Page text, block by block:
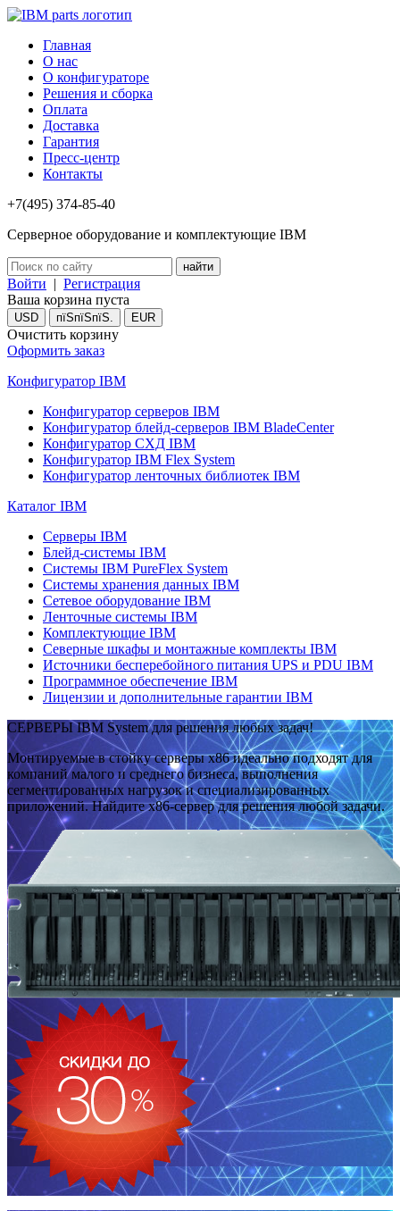
Главная
О нас
О конфигураторе
Решения и сборка
Оплата
Доставка
Гарантия
Пресс-центр
Контакты
+7(495) 374-85-40
Серверное оборудование и комплектующие IBM
Войти | Регистрация
Ваша корзина пуста
USD пїЅпїЅпїЅ. EUR
Очистить корзину
Оформить заказ
Конфигуратор IBM
Конфигуратор серверов IBM
Конфигуратор блейд-серверов IBM BladeCenter
Конфигуратор СХД IBM
Конфигуратор IBM Flex System
Конфигуратор ленточных библиотек IBM
Каталог IBM
Серверы IBM
Блейд-системы IBM
Системы IBM PureFlex System
Системы хранения данных IBM
Сетевое оборудование IBM
Ленточные системы IBM
Комплектующие IBM
Северные шкафы и монтажные комплекты IBM
Источники бесперебойного питания UPS и PDU IBM
Программное обеспечение IBM
Лицензии и дополнительные гарантии IBM
СЕРВЕРЫ IBM System для решения любых задач!
Монтируемые в стойку серверы x86 идеально подходят для
компаний малого и среднего бизнеса, выполнения
сегментированных нагрузок и специализированных
приложений. Найдите x86-сервер для решения любой задачи.